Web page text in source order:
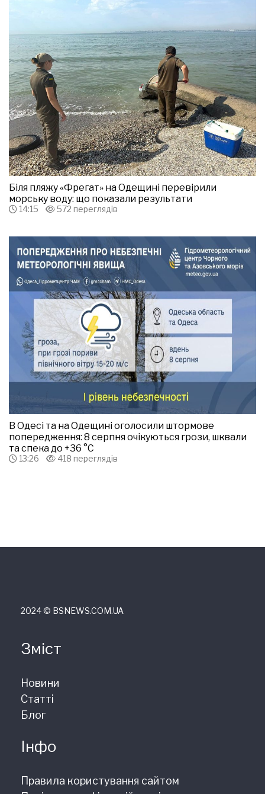
Біля пляжу «Фрегат» на Одещині перевірили
морську воду: що показали результати
14:15 572 переглядів
В Одесі та на Одещині оголосили штормове
попередження: 8 серпня очікуються грози, шквали
та спека до +36 °С
13:26 418 переглядів
2024 © ВSNEWS.COM.UA
Зміст
Новини
Статті
Блог
Інфо
Правила користування сайтом